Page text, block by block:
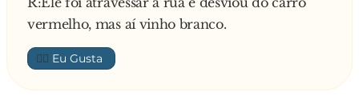
vermelho, mas aí vinho branco.
👍🏼